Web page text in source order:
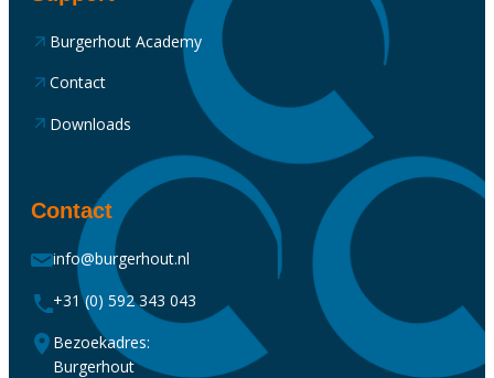
Burgerhout Academy
Contact
Downloads
Contact
info@burgerhout.nl
+31 (0) 592 343 043
Bezoekadres:
Burgerhout